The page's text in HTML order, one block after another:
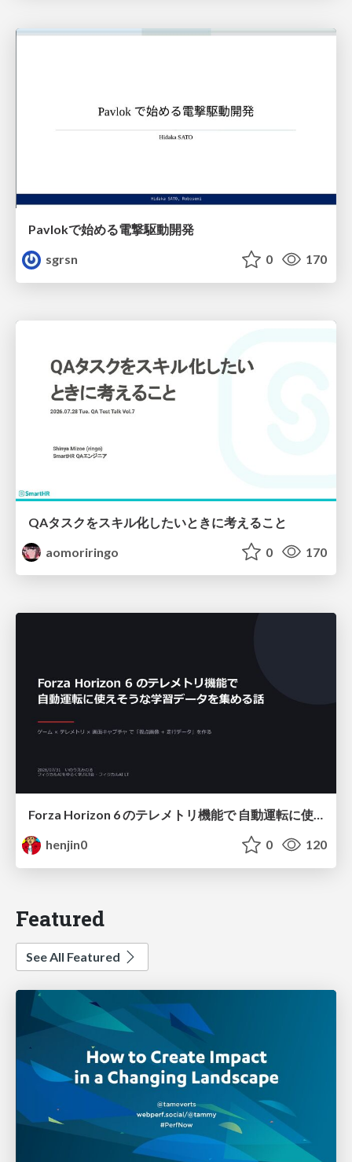
Pavlokで始める電撃駆動開発
sgrsn
0 170
QAタスクをスキル化したいときに考えること
aomoriringo
0 170
Forza Horizon 6 のテレメトリ機能で 自動運転に使えそうな学習データを集める話
henjin0
0 120
Featured
See All Featured